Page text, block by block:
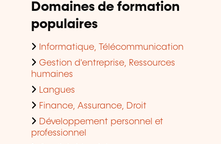
Domaines de formation
populaires
Informatique, Télécommunication
Gestion d'entreprise, Ressources
humaines
Langues
Finance, Assurance, Droit
Développement personnel et
professionnel